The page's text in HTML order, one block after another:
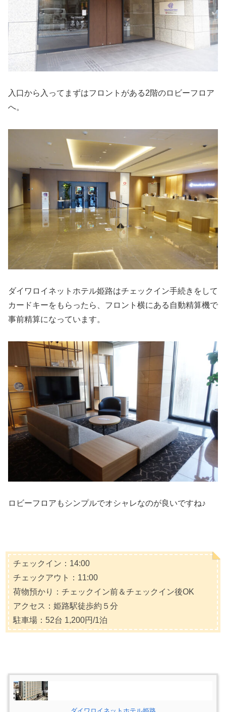
入口から入ってまずはフロントがある2階のロビーフロア
へ。
ダイワロイネットホテル姫路はチェックイン手続きをして
カードキーをもらったら、フロント横にある自動精算機で
事前精算になっています。
ロビーフロアもシンプルでオシャレなのが良いですね♪
チェックイン：14:00
チェックアウト：11:00
荷物預かり：チェックイン前＆チェックイン後OK
アクセス：姫路駅徒歩約５分
駐車場：52台 1,200円/1泊